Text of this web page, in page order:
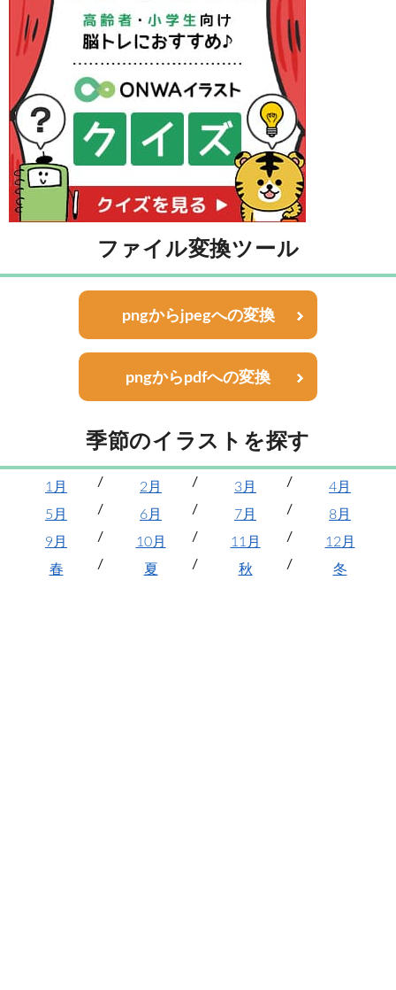
ファイル変換ツール
pngからjpegへの変換
pngからpdfへの変換
季節のイラストを探す
1月 2月 3月
4月
5月
6月 7月
8月
9月
10月 11月
12月
春
夏 秋 冬